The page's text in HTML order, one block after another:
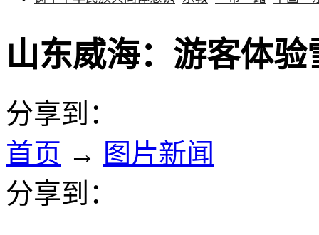
山东威海：游客体
分享到：
首页 → 图片新闻
分享到：